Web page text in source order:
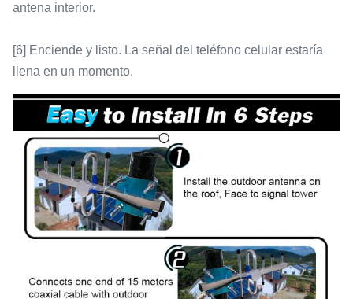
antena interior.
[6] Enciende y listo. La señal del teléfono celular estaría
llena en un momento.